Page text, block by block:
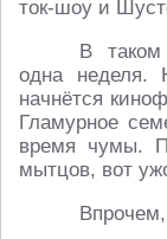
ток-шоу и
В таком
одна неделя.
начнётся
Гламурное
время чумы.
мытцов, вот
Впрочем,